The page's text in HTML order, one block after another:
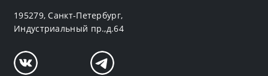
195279, Санкт-Петербург,
Индустриальный пр.,д.64